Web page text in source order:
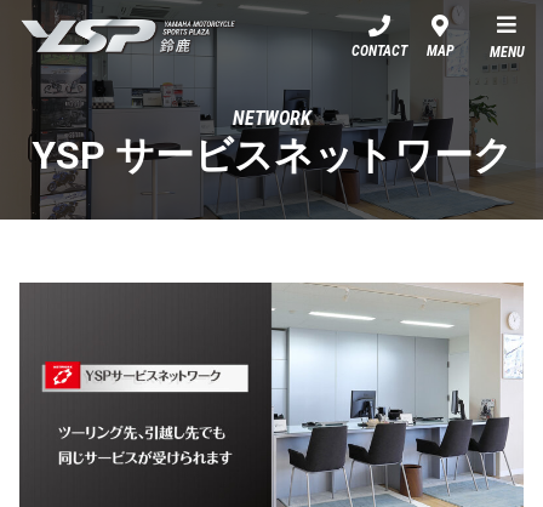
CONTACT MAP MENU
NETWORK
YSP サービスネットワーク